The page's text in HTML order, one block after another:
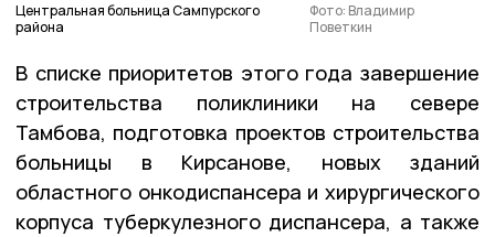
Центральная больница Сампурского
района
Фото: Владимир
Поветкин
В списке приоритетов этого года завершение
строительства поликлиники на севере
Тамбова, подготовка проектов строительства
больницы в Кирсанове, новых зданий
областного онкодиспансера и хирургического
корпуса туберкулезного диспансера, а также